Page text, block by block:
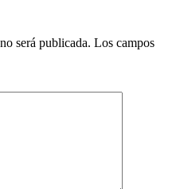
será publicada. Los campos